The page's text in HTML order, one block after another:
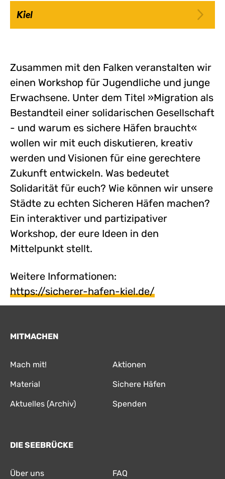
Kiel
Zusammen mit den Falken veranstalten wir
einen Workshop für Jugendliche und junge
Erwachsene. Unter dem Titel »Migration als
Bestandteil einer solidarischen Gesellschaft
- und warum es sichere Häfen braucht«
wollen wir mit euch diskutieren, kreativ
werden und Visionen für eine gerechtere
Zukunft entwickeln. Was bedeutet
Solidarität für euch? Wie können wir unsere
Städte zu echten Sicheren Häfen machen?
Ein interaktiver und partizipativer
Workshop, der eure Ideen in den
Mittelpunkt stellt.
Weitere Informationen:
https://sicherer-hafen-kiel.de/
MITMACHEN
Mach mit! Aktionen
Material Sichere Häfen
Aktuelles (Archiv) Spenden
DIE SEEBRÜCKE
Über uns FAQ